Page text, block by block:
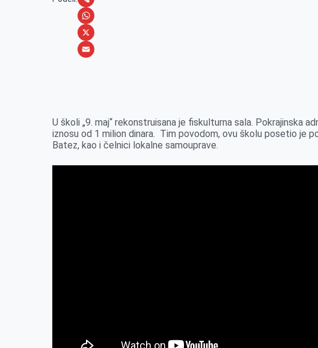
e
b
o
s
s
e
r
i
n
k
n
V
i
b
W
h
A
p
p
X
i
l
U školi „9. maj“ rekonstruisana je fiskulturna sala. Pokrajinska
iznosu od 1 milion dinara. Tim povodom, ovu školu posetio je
Batez, kao i čelnici lokalne samouprave.